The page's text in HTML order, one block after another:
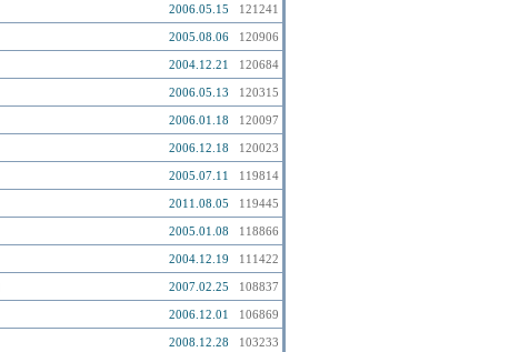
2006.05.15 121241
2005.08.06 120906
2004.12.21 120684
2006.05.13 120315
2006.01.18 120097
2006.12.18 120023
2005.07.11 119814
2011.08.05 119445
2005.01.08 118866
2004.12.19 111422
2007.02.25 108837
2006.12.01 106869
2008.12.28 103233